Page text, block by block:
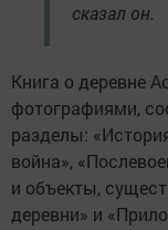
сказал он.
Книга о деревне
фотографиями,
разделы:
война»,
и объекты,
деревни» и